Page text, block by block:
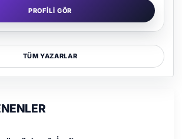
PROFILI GÖR
TÜM YAZARLAR